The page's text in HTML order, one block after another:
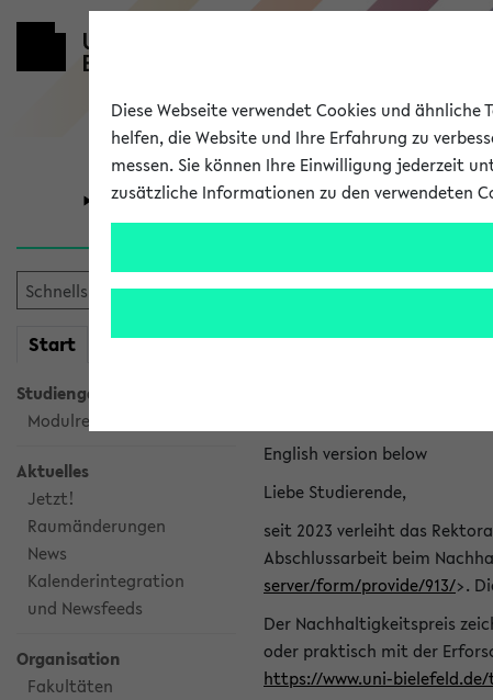
Universität Forschung
Start meineKVV
Studiengangsauswahl
Modulrecherche
Aktuelles
Jetzt!
Raumänderungen
News
Kalenderintegration
und Newsfeeds
Organisation
Fakultäten
eKVV News
English version below
Liebe Studierende,
seit 2023 verleiht das
Abschlussarbeit beim
server/form/provide/913/>.
Der Nachhaltigkeitspreis
oder praktisch mit der
https://www.uni-
Diese Webseite verwendet Cookies und
helfen, die Website und Ihre Erfahrung zu
messen. Sie können Ihre Einwilligung jederzeit
zusätzliche Informationen zu den verwendeten